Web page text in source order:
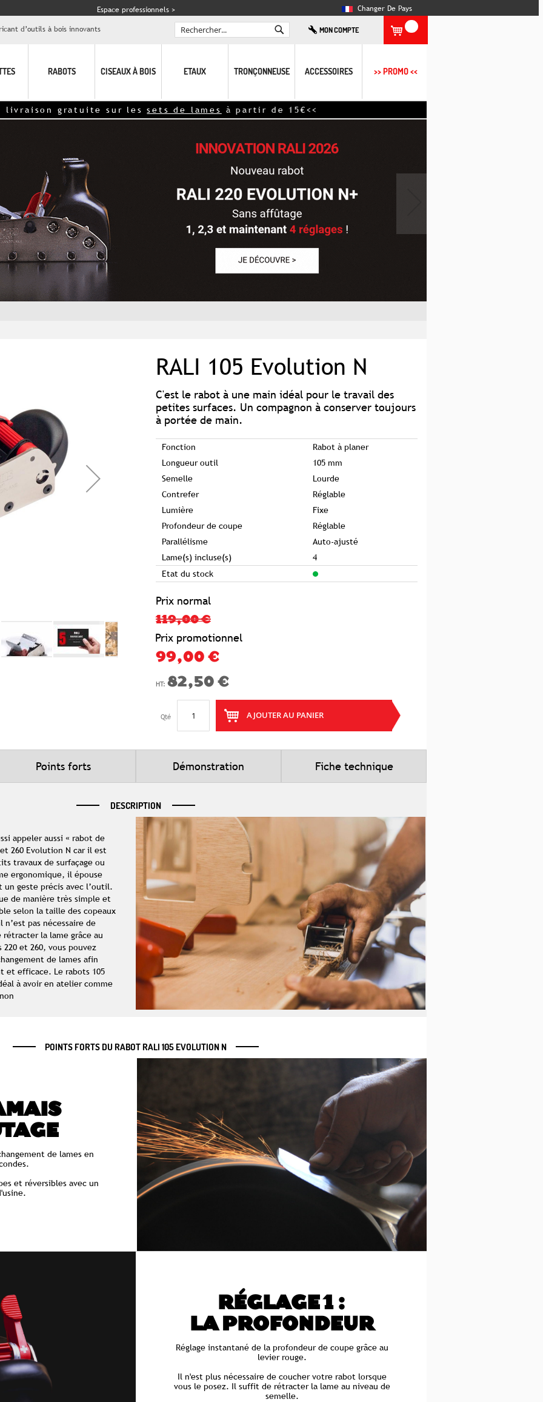
Espace professionnels > Changer De Pays
d’outils à bois innovants
Rechercher
MON COMPTE
RABOTS CISEAUX À BOIS ETAUX TRONÇONNEUSE ACCESSOIRES >> PROMO <<
sur lessets de lamesà partir de 15€<<
RALI 105 Evolution N
C'est le rabot à une main idéal pour le travail des
petites surfaces. Un compagnon à conserver toujours
à portée de main.
Fonction
Rabot à planer
Longueur outil
105 mm
Semelle
Lourde
Contrefer
Réglable
Lumière
Fixe
Profondeur de coupe
Réglable
Parallélisme
Auto-ajusté
Lame(s) incluse(s)
4
Etat du stock
Prix normal
119,00 €
Prix promotionnel
99,00 €
82,50 €
Qté AJOUTER AU PANIER
Points forts Démonstration Fiche technique
DESCRIPTION
appeler aussi « rabot de
260 Evolution N car il est
travaux de surfaçage ou
ergonomique, il épouse
geste précis avec l’outil.
de manière très simple et
selon la taille des copeaux
pas nécessaire de
la lame grâce au
et 260, vous pouvez
de lames afin
et efficace. Le rabots 105
à avoir en atelier comme
POINTS FORTS DU RABOT RALI 105 EVOLUTION N
de lames en
et réversibles avec un
RÉGLAGE 1 :
LA PROFONDEUR
Réglage instantané de la profondeur de coupe grâce au
levier rouge.
Il n'est plus nécessaire de coucher votre rabot lorsque
vous le posez. Il suffit de rétracter la lame au niveau de
semelle.